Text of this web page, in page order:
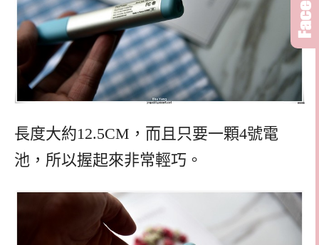
長度大約12.5CM，而且只要一顆4號電
池，所以握起來非常輕巧。